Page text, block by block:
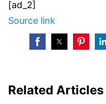
[ad_2]
Source link
Related Articles